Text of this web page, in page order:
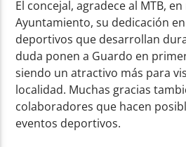
El concejal, agradece al MTB,
Ayuntamiento, su dedicación
deportivos que desarrollan
duda ponen a Guardo en
siendo un atractivo más para
localidad. Muchas gracias
colaboradores que hacen
eventos deportivos.